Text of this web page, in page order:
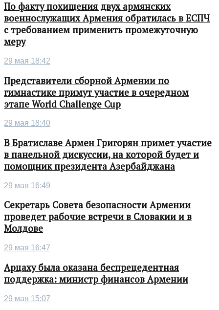
По факту похищения двух армянских
военнослужащих Армения обратилась в ЕСПЧ
с требованием применить промежуточную
меру
29 мая 18:42
Представители сборной Армении по
гимнастике примут участие в очередном
этапе World Challenge Cup
29 мая 18:40
В Братиславе Армен Григорян примет участие
в панельной дискуссии, на которой будет и
помощник президента Азербайджана
29 мая 16:49
Секретарь Совета безопасности Армении
проведет рабочие встречи в Словакии и в
Молдове
29 мая 16:47
Арцаху была оказана беспрецедентная
поддержка: министр финансов Армении
29 мая 15:07